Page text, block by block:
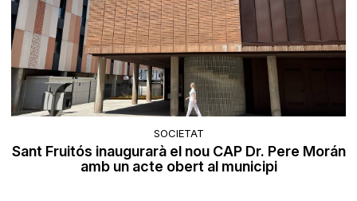
SOCIETAT
Sant Fruitós inaugurarà el nou CAP Dr. Pere Morán
amb un acte obert al municipi